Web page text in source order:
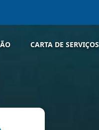
CARTA DE SERVIÇOS